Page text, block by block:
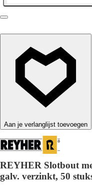
REYHER Slotbout
galv. verzinkt, 50